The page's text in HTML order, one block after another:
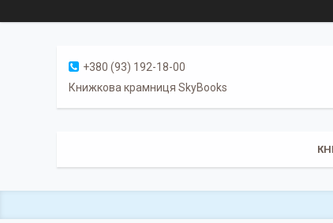
+380 (93) 192-18-00
Книжкова крамниця SkyBooks